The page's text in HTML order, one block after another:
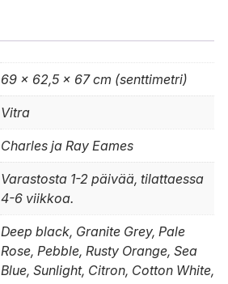
69 × 62,5 × 67 cm (senttimetri)
Vitra
Charles ja Ray Eames
Varastosta 1-2 päivää, tilattaessa
4-6 viikkoa.
Deep black, Granite Grey, Pale
Rose, Pebble, Rusty Orange, Sea
Blue, Sunlight, Citron, Cotton White,